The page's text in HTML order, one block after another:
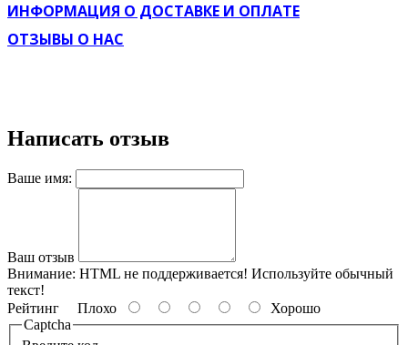
ИНФОРМАЦИЯ О ДОСТАВКЕ И ОПЛАТЕ
ОТЗЫВЫ О НАС
Написать отзыв
Ваше имя:
Ваш отзыв
Внимание: HTML не поддерживается! Используйте обычный
текст!
Рейтинг Плохо
Хорошо
Captcha